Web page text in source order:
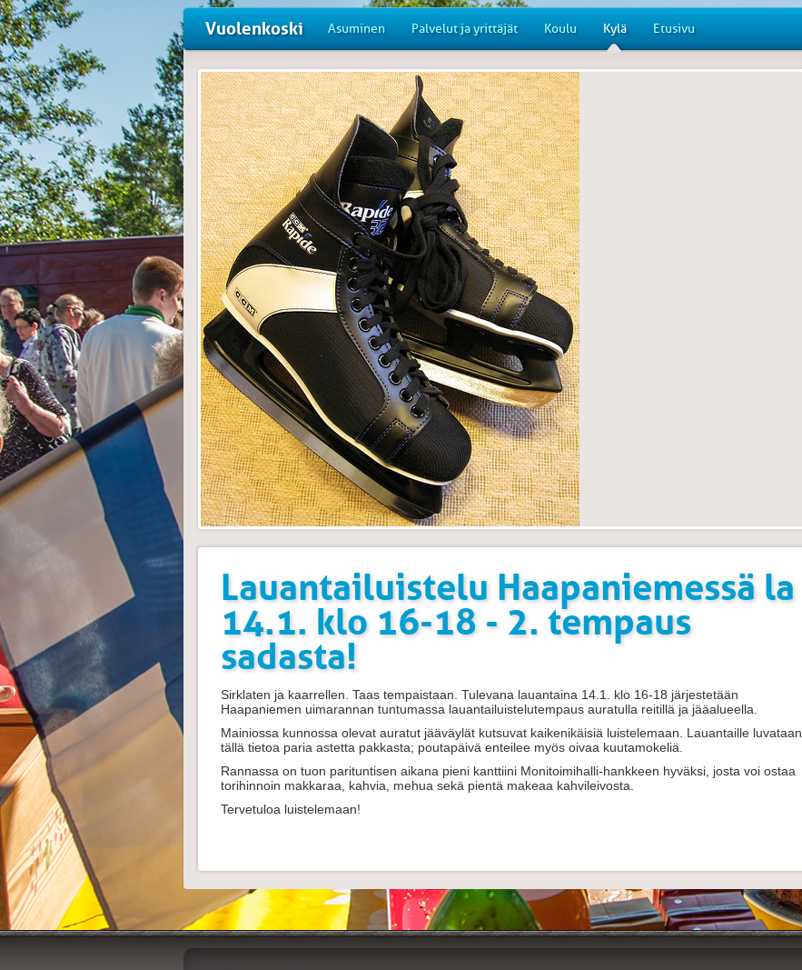
Vuolenkoski Asuminen Palvelut ja yrittäjät Koulu Kylä Etusivu
Lauantailuistelu Haapaniemessä la
14.1. klo 16-18 - 2. tempaus
sadasta!
Sirklaten ja kaarrellen. Taas tempaistaan. Tulevana lauantaina 14.1. klo 16-18 järjestetään
Haapaniemen uimarannan tuntumassa lauantailuistelutempaus auratulla reitillä ja jääalueella.
Mainiossa kunnossa olevat auratut jääväylät kutsuvat kaikenikäisiä luistelemaan. Lauantaille luvataan
tällä tietoa paria astetta pakkasta; poutapäivä enteilee myös oivaa kuutamokeliä.
Rannassa on tuon parituntisen aikana pieni kanttiini Monitoimihalli-hankkeen hyväksi, josta voi ostaa
torihinnoin makkaraa, kahvia, mehua sekä pientä makeaa kahvileivosta.
Tervetuloa luistelemaan!